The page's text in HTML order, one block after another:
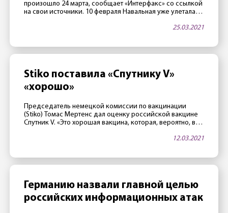
произошло 24 марта, сообщает «Интерфакс» со ссылкой
на свои источники. 10 февраля Навальная уже улетала в
февраля. Накануне стало известно, что самочувствие
адвокат Ольга Михайлова. […]
25.03.2021
Stiko поставила «Спутнику V»
«хорошо»
Председатель немецкой комиссии по вакцинации
(Stiko) Томас Мертенс дал оценку российской вакцине
Спутник V. «Это хорошая вакцина, которая, вероятно, в
Российские исследователи имеют большой опыт в
агентство по лекарственным средствам тем временем
12.03.2021
Германию назвали главной целью
российских информационных атак